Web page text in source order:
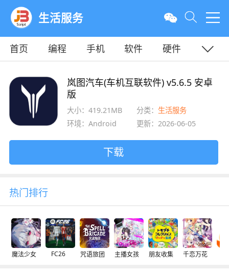
生活服务
首页 编程 手机 软件
硬件
岚图汽车(车机互联软件) v5.6.5 安卓
版
大小：419.21MB 分类： 生活服务
环境：Android
更新：2026-06-05
下载
热门排行
魔法少女 FC26 咒语旅团 主播女孩 朋友收集 千恋万花